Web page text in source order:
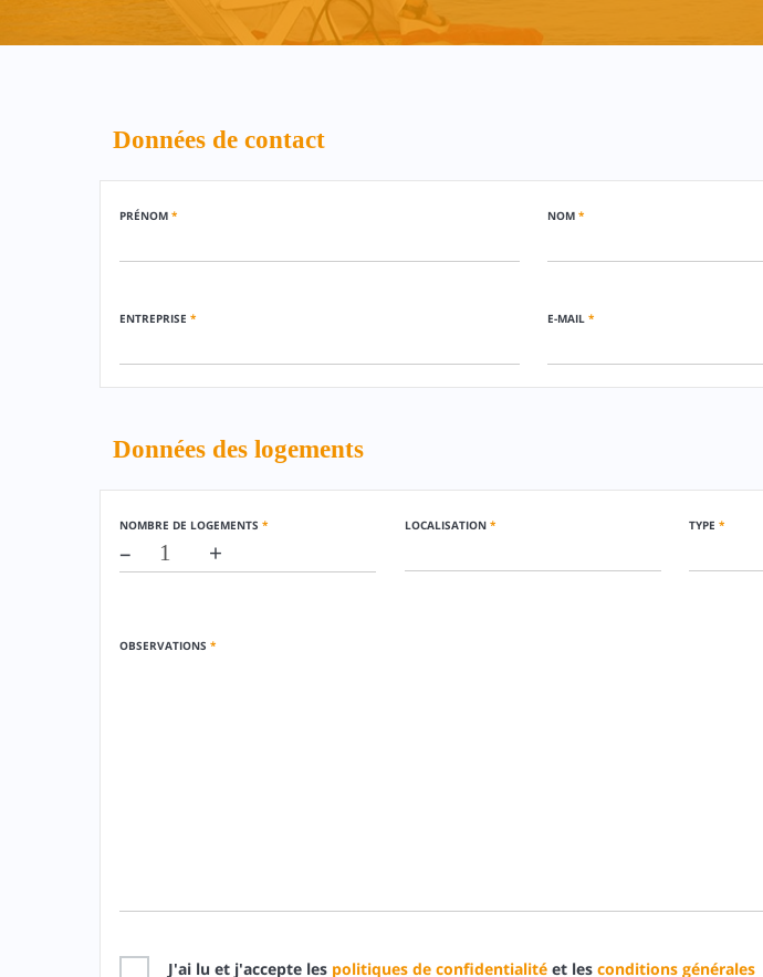
Données de contact
PRÉNOM * NOM *
ENTREPRISE * E-MAIL *
Données des logements
NOMBRE DE LOGEMENTS *
– +
LOCALISATION * TYPE*
OBSERVATIONS *
J'ai lu et j'accepte les politiques de confidentialité et les conditions générales